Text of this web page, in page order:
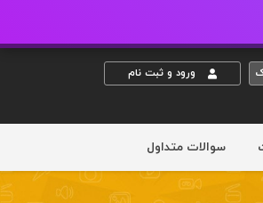
ورود و ثبت نام
سوالات متداول